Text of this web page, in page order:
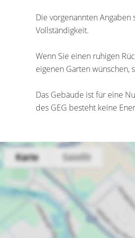
Die vorgenannten
Vollständigkeit.
Wenn Sie einen ruhigen
eigenen Garten wünschen,
Das Gebäude ist für eine
des GEG besteht keine